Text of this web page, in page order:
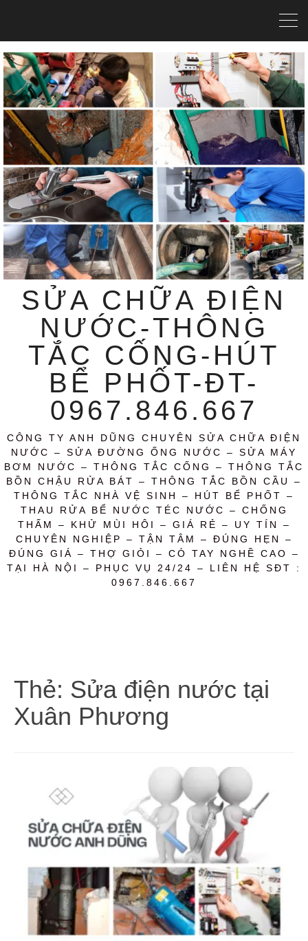
SỬA CHỮA ĐIỆN
NƯỚC-THÔNG
TẮC CỐNG-HÚT
BỂ PHỐT-ĐT-
0967.846.667
CÔNG TY ANH DŨNG CHUYÊN SỬA CHỮA ĐIỆN
NƯỚC – SỬA ĐƯỜNG ỐNG NƯỚC – SỬA MÁY
BƠM NƯỚC – THÔNG TẮC CỐNG – THÔNG TẮC
BỒN CHẬU RỬA BÁT – THÔNG TẮC BỒN CẦU –
THÔNG TẮC NHÀ VỆ SINH – HÚT BỂ PHỐT –
THAU RỬA BỂ NƯỚC TÉC NƯỚC – CHỐNG
THẤM – KHỬ MÙI HÔI – GIÁ RẺ – UY TÍN –
CHUYÊN NGHIỆP – TẬN TÂM – ĐÚNG HẸN –
ĐÚNG GIÁ – THỢ GIỎI – CÓ TAY NGHỀ CAO –
TẠI HÀ NỘI – PHỤC VỤ 24/24 – LIÊN HỆ SĐT :
0967.846.667
Thẻ: Sửa điện nước tại
Xuân Phương